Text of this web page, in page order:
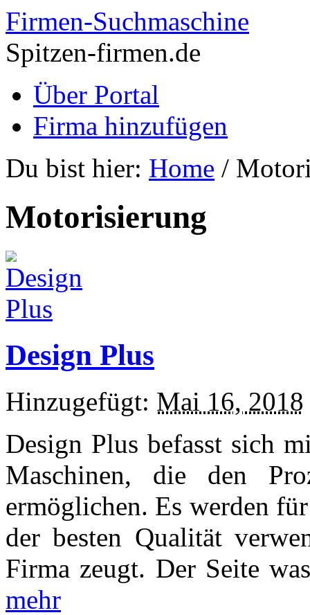
Firmen-Suchmaschine
Spitzen-firmen.de
Über Portal
Firma hinzufügen
Du bist hier: Home /
Motorisierung
Design Plus
Hinzugefügt: Mai 16, 2018
Design Plus befasst sich
Maschinen, die den
ermöglichen. Es werden
der besten Qualität
Firma zeugt. Der Seite
mehr